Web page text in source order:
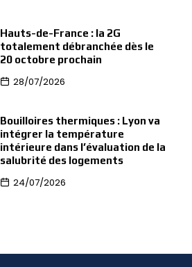
Hauts-de-France : la 2G
totalement débranchée dès le
20 octobre prochain
28/07/2026
Bouilloires thermiques : Lyon va
intégrer la température
intérieure dans l’évaluation de la
salubrité des logements
24/07/2026